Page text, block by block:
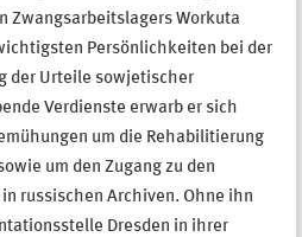
Zwangsarbeitslagers Workuta
Persönlichkeiten bei der
der Urteile sowjetischer
Verdienste erwarb er sich
um die Rehabilitierung
um den Zugang zu den
russischen Archiven. Ohne ihn
Dresden in ihrer